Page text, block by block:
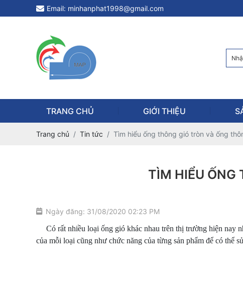
Email: minhanphat1998@gmail.com
TRANG CHỦ GIỚI THIỆU
Trang chủ Tin tức Tìm hiểu ống thông gió tròn và ống
TÌM HIỂU ỐNG
Ngày đăng: 31/08/2020 02:23 PM
Có rất nhiều loại ống gió khác nhau trên thị trường hiện nay
của mỗi loại cũng như chức năng của từng sản phẩm để có thể